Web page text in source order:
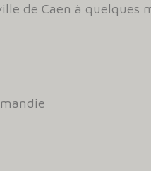
de Caen à quelques